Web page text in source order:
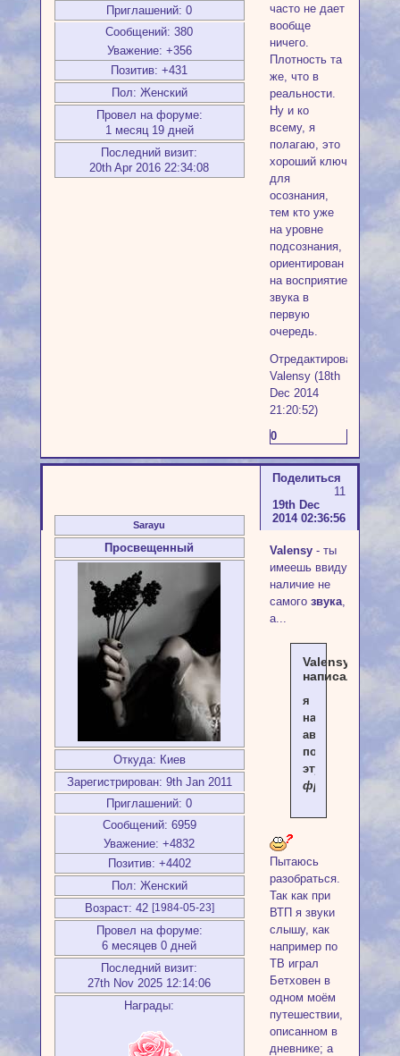
Приглашений: 0
Сообщений: 380
Уважение: +356
Позитив: +431
Пол: Женский
Провел на форуме:
1 месяц 19 дней
Последний визит:
20th Apr 2016 22:34:08
часто не дает
вообще
ничего.
Плотность та
же, что в
реальности.
Ну и ко
всему, я
полагаю, это
хороший ключ
для
осознания,
тем кто уже
на уровне
подсознания,
ориентирован
на восприятие
звука в
первую
очередь.
Отредактировано
Valensy (18th
Dec 2014
21:20:52)
0
Поделиться
11
19th Dec
2014 02:36:56
Sarayu
Просвещенный
Откуда: Киев
Зарегистрирован: 9th Jan 2011
Приглашений: 0
Сообщений: 6959
Уважение: +4832
Позитив: +4402
Пол: Женский
Возраст: 42 [1984-05-23]
Провел на форуме:
6 месяцев 0 дней
Последний визит:
27th Nov 2025 12:14:06
Награды:
Valensy- ты
имеешь ввиду
наличие не
самого звука,
а...
Valensy
написал(а):
я
на
автомате
повторяла
эту
фразу
Пытаюсь
разобраться.
Так как при
ВТП я звуки
слышу, как
например по
ТВ играл
Бетховен в
одном моём
путешествии,
описанном в
дневнике; а